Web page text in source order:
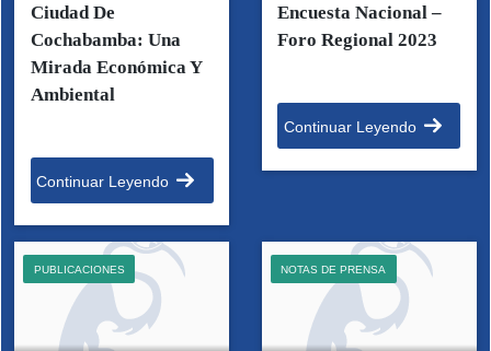
Ciudad De
Cochabamba: Una
Mirada Económica Y
Ambiental
Continuar Leyendo
Encuesta Nacional –
Foro Regional 2023
Continuar Leyendo
PUBLICACIONES NOTAS DE PRENSA